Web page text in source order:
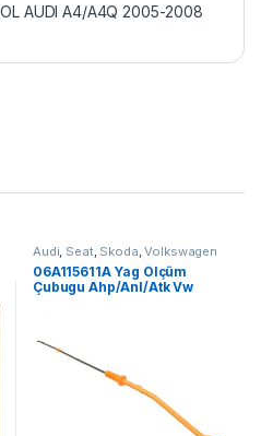
AUDI A4/A4Q 2005-2008
Audi, Seat, Skoda,Volkswagen
06A115611A Yag Ölçüm
Çubugu Ahp/Anl/Atk Vw